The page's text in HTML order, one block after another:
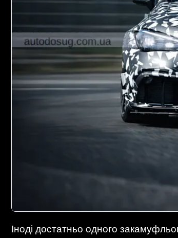
Іноді достатньо одного